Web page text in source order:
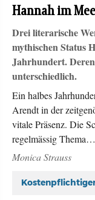
Hannah im
Drei literarische
mythischen Status
Jahrhundert.
unterschiedlich.
Ein halbes
Arendt in der
vitale Präsenz. Die
regelmässig Thema…
Monica Strauss